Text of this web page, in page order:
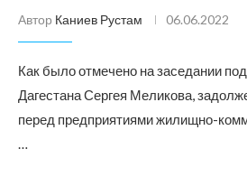
Автор Каниев Рустам 06.06.2022
Как было отмечено на заседании
Дагестана Сергея Меликова,
перед предприятиями жилищно-
…